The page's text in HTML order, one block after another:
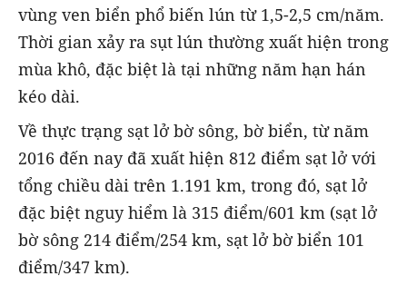
vùng ven biển phổ biến lún từ 1,5-2,5 cm/năm.
Thời gian xảy ra sụt lún thường xuất hiện trong
mùa khô, đặc biệt là tại những năm hạn hán
kéo dài.
Về thực trạng sạt lở bờ sông, bờ biển, từ năm
2016 đến nay đã xuất hiện 812 điểm sạt lở với
tổng chiều dài trên 1.191 km, trong đó, sạt lở
đặc biệt nguy hiểm là 315 điểm/601 km (sạt lở
bờ sông 214 điểm/254 km, sạt lở bờ biển 101
điểm/347 km).